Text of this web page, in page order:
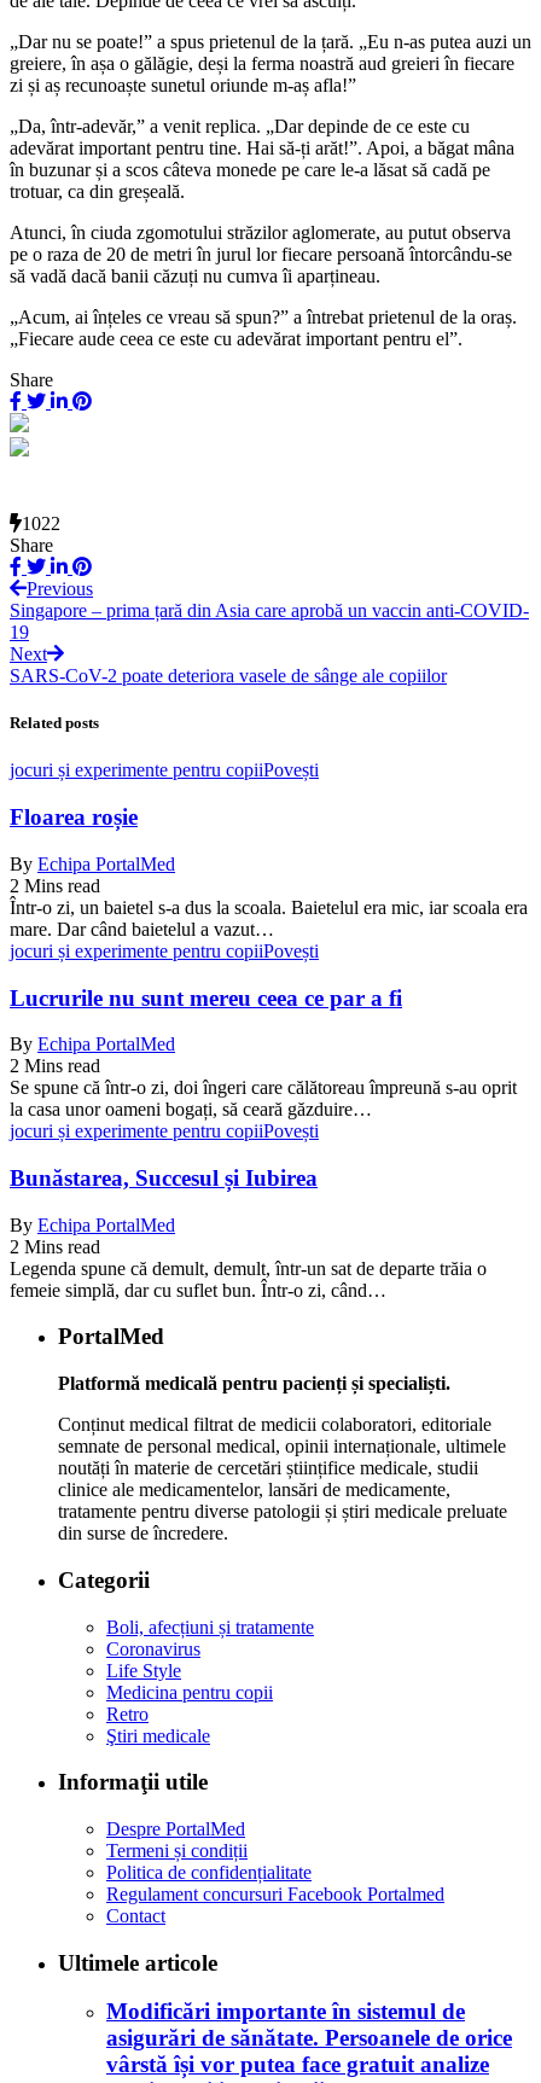
„Dar nu se poate!” a spus prietenul de la țară. „Eu n-as putea auzi un
greiere, în așa o gălăgie, deși la ferma noastră aud greieri în fiecare
zi și aș recunoaște sunetul oriunde m-aș afla!”
„Da, într-adevăr,” a venit replica. „Dar depinde de ce este cu
adevărat important pentru tine. Hai să-ți arăt!”. Apoi, a băgat mâna
în buzunar și a scos câteva monede pe care le-a lăsat să cadă pe
trotuar, ca din greșeală.
Atunci, în ciuda zgomotului străzilor aglomerate, au putut observa
pe o raza de 20 de metri în jurul lor fiecare persoană întorcându-se
să vadă dacă banii căzuți nu cumva îi aparțineau.
„Acum, ai înțeles ce vreau să spun?” a întrebat prietenul de la oraș.
„Fiecare aude ceea ce este cu adevărat important pentru el”.
Share
1022
Share
Previous
Singapore – prima țară din Asia care aprobă un vaccin anti-COVID-
19
Next
SARS-CoV-2 poate deteriora vasele de sânge ale copiilor
Related posts
jocuri și experimente pentru copiiPovești
Floarea roșie
By Echipa PortalMed
2 Mins read
Într-o zi, un baietel s-a dus la scoala. Baietelul era mic, iar scoala era
mare. Dar când baietelul a vazut…
jocuri și experimente pentru copiiPovești
Lucrurile nu sunt mereu ceea ce par a fi
By Echipa PortalMed
2 Mins read
Se spune că într-o zi, doi îngeri care călătoreau împreună s-au oprit
la casa unor oameni bogați, să ceară găzduire…
jocuri și experimente pentru copiiPovești
Bunăstarea, Succesul și Iubirea
By Echipa PortalMed
2 Mins read
Legenda spune că demult, demult, într-un sat de departe trăia o
femeie simplă, dar cu suflet bun. Într-o zi, când…
PortalMed
Platformă medicală pentru pacienți și specialiști.
Conținut medical filtrat de medicii colaboratori, editoriale
semnate de personal medical, opinii internaționale, ultimele
noutăți în materie de cercetări științifice medicale, studii
clinice ale medicamentelor, lansări de medicamente,
tratamente pentru diverse patologii și știri medicale preluate
din surse de încredere.
Categorii
Boli, afecțiuni și tratamente
Coronavirus
Life Style
Medicina pentru copii
Retro
Ştiri medicale
Informaţii utile
Despre PortalMed
Termeni și condiții
Politica de confidențialitate
Regulament concursuri Facebook Portalmed
Contact
Ultimele articole
Modificări importante în sistemul de
asigurări de sănătate. Persoanele de orice
vârstă își vor putea face gratuit analize